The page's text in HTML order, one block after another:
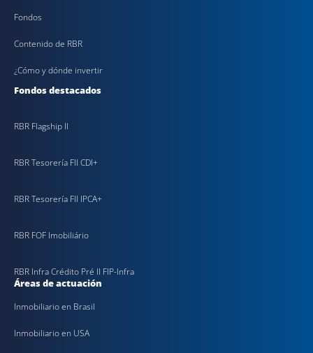
Fondos
Contenido de RBR
¿Cómo y dónde invertir
Fondos destacados
RBR Flagship II
RBR Tesorería FII CDI+
RBR Tesorería FII IPCA+
RBR FOF Imobiliário
RBR Infra Crédito Pré II FIP-Infra
Áreas de actuación
Inmobiliario en Brasil
Inmobiliario en USA